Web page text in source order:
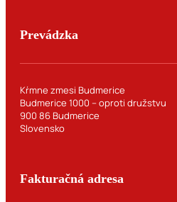
Prevádzka
Kŕmne zmesi Budmerice
Budmerice 1000 – oproti družstvu
900 86 Budmerice
Slovensko
Fakturačná adresa